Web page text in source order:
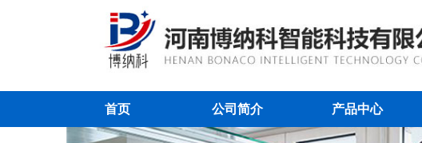
首页 公司简介 产品中心